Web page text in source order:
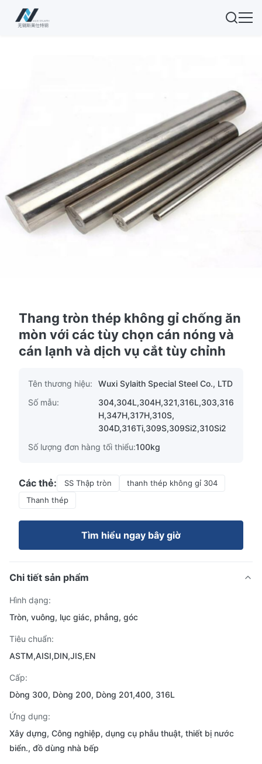
Thang tròn thép không gỉ chống ăn
mòn với các tùy chọn cán nóng và
cán lạnh và dịch vụ cắt tùy chỉnh
Tên thương hiệu:
Wuxi Sylaith Special Steel Co., LTD
Số mẫu:
304,304L,304H,321,316L,303,316
H,347H,317H,310S,
304D,316Ti,309S,309Si2,310Si2
Số lượng đơn hàng tối thiểu:100kg
Các thẻ: SS Thập tròn
thanh thép không gỉ 304
Thanh thép
Tìm hiểu ngay bây giờ
Chi tiết sản phẩm
Hình dạng:
Tròn, vuông, lục giác, phẳng, góc
Tiêu chuẩn:
ASTM,AISI,DIN,JIS,EN
Cấp:
Dòng 300, Dòng 200, Dòng 201,400, 316L
Ứng dụng:
Xây dựng, Công nghiệp, dụng cụ phẫu thuật, thiết bị nước
biển., đồ dùng nhà bếp